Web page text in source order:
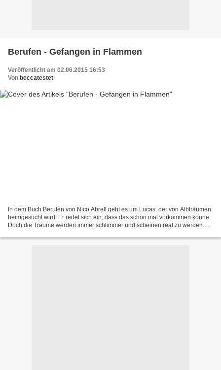
Berufen - Gefangen in Flammen
Veröffentlicht am 02.06.2015 16:53
Von beccatestet
In dem Buch Berufen von Nico Abrell geht es um Lucas, der von Albträumen
heimgesucht wird. Er redet sich ein, dass das schon mal vorkommen könne.
Doch die Träume werden immer schlimmer und scheinen real zu werden. Er